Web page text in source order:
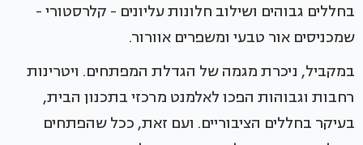
בחללים גבוהים ושילוב חלונות עליונים - קלרסטורי -
שמכניסים אור טבעי ומשפרים אוורור.
במקביל, ניכרת מגמה של הגדלת המפתחים. ויטרינות
רחבות וגבוהות הפכו לאלמנט מרכזי בתכנון הבית,
בעיקר בחללים הציבוריים. ועם זאת, ככל שהפתחים